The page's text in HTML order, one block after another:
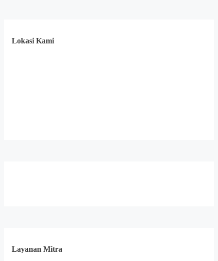
Lokasi Kami
Layanan Mitra